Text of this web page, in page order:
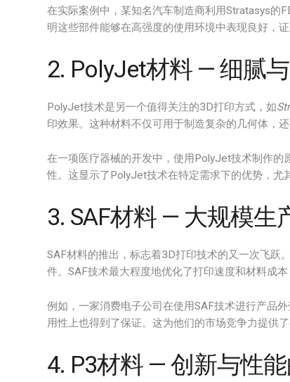
在实际案例中，某知名汽车制造商利用Stratasys的
明这些部件能够在高强度的使用环境中表现良好，
2. PolyJet材料 — 细腻
PolyJet技术是另一个值得关注的3D打印方式，如
印效果。这种材料不仅可用于制造复杂的几何体，
在一项医疗器械的开发中，使用PolyJet技术制作的
性。这显示了PolyJet技术在特定需求下的优势，尤
3. SAF材料 — 大规模生
SAF材料的推出，标志着3D打印技术的又一次飞跃
件。SAF技术最大程度地优化了打印速度和材料成
例如，一家消费电子公司在使用SAF技术进行产品
用性上也得到了保证。这为他们的市场竞争力提供了
4. P3材料 — 创新与性